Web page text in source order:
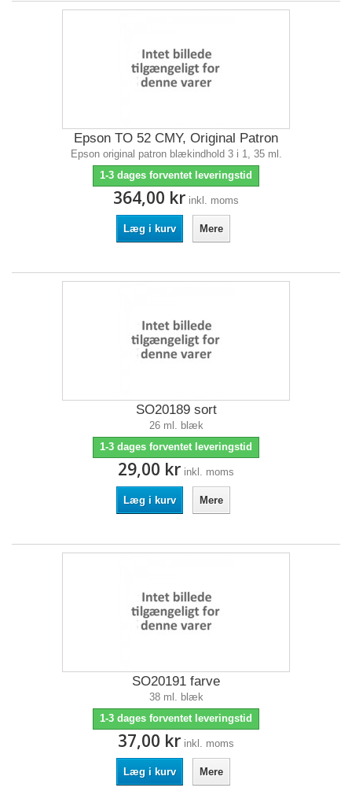
Epson TO 52 CMY, Original Patron
Epson original patron blækindhold 3 i 1, 35 ml.
1-3 dages forventet leveringstid
364,00 kr inkl. moms
Læg i kurv Mere
SO20189 sort
26 ml. blæk
1-3 dages forventet leveringstid
29,00 kr inkl. moms
Læg i kurv Mere
SO20191 farve
38 ml. blæk
1-3 dages forventet leveringstid
37,00 kr inkl. moms
Læg i kurv Mere